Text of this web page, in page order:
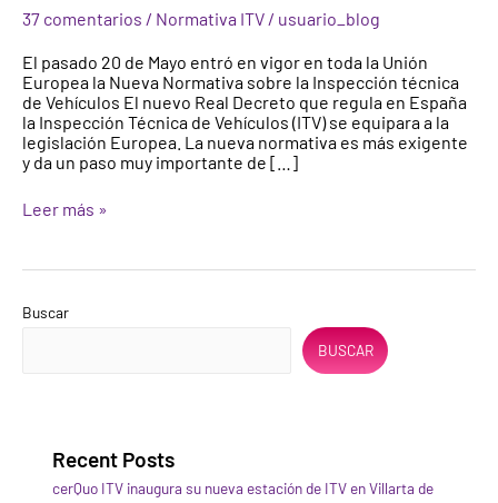
37 comentarios / Normativa ITV / usuario_blog
El pasado 20 de Mayo entró en vigor en toda la Unión
Europea la Nueva Normativa sobre la Inspección técnica
de Vehículos El nuevo Real Decreto que regula en España
la Inspección Técnica de Vehículos (ITV) se equipara a la
legislación Europea. La nueva normativa es más exigente
y da un paso muy importante de […]
en
normativa
de
las
ITV
–
mayo
Leer más »
Buscar
BUSCAR
Recent Posts
cerQuo ITV inaugura su nueva estación de ITV en Villarta de